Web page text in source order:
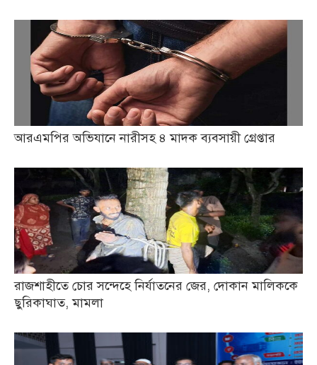
আরএমপির অভিযানে নারীসহ ৪ মাদক ব্যবসায়ী গ্রেপ্তার
রাজশাহীতে চোর সন্দেহে নির্যাতনের জের, দোকান মালিককে
ছুরিকাঘাত, মামলা